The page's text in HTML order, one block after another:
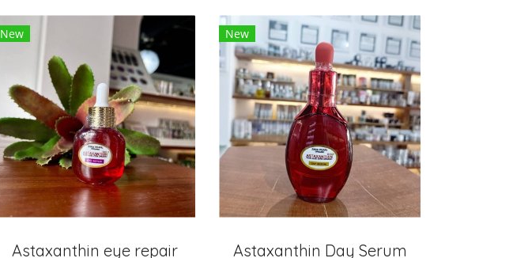
New
Astaxanthin eye repair
New
Astaxanthin Day Serum